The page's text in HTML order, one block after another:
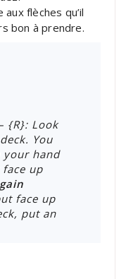
flèches qu’il
bon à prendre.
{R}: Look
You
hand
up
face up
put an